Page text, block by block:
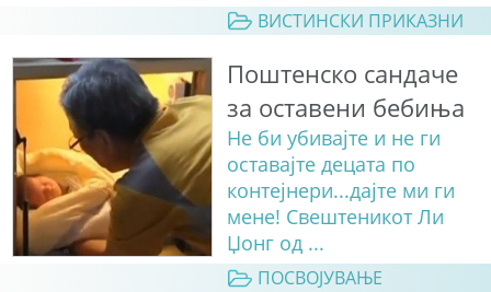
ВИСТИНСКИ ПРИКАЗНИ
Поштенско сандаче
за оставени бебиња
Не би убивајте и не ги
оставајте децата по
контејнери...дајте ми ги
мене! Свештеникот Ли
Џонг од ...
ПОСВОЈУВАЊЕ